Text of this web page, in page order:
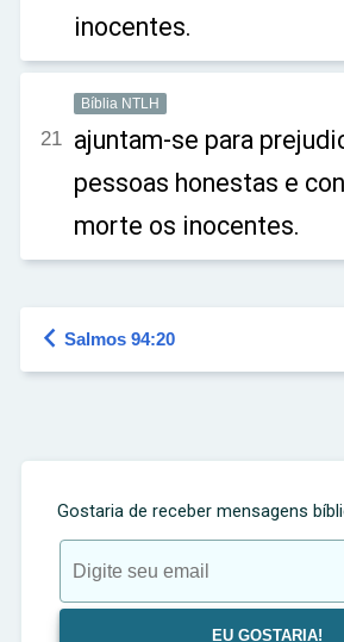
inocentes.
Bíblia NTLH
21 ajuntam-se para
pessoas honestas e
morte os inocentes.
 Salmos 94:20
Gostaria de receber mensagens